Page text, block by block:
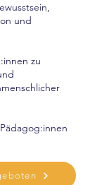
und
zu